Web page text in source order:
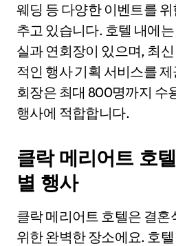
웨딩 등 다양한 이벤트를
추고 있습니다. 호텔 내에
실과 연회장이 있으며, 최
적인 행사 기획 서비스를
회장은 최대 800명까지 수
행사에 적합합니다.
클락 메리어트 호
별 행사
클락 메리어트 호텔은 결혼
위한 완벽한 장소에요. 호